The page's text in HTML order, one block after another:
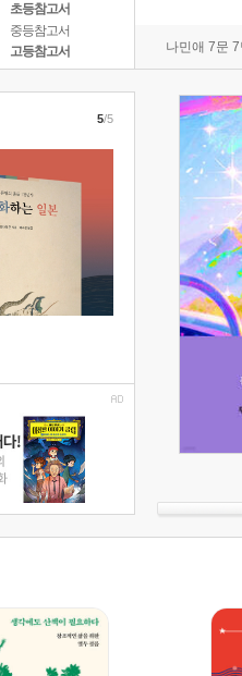
초등참고서
중등참고서
고등참고서
나민애 7문
5/5